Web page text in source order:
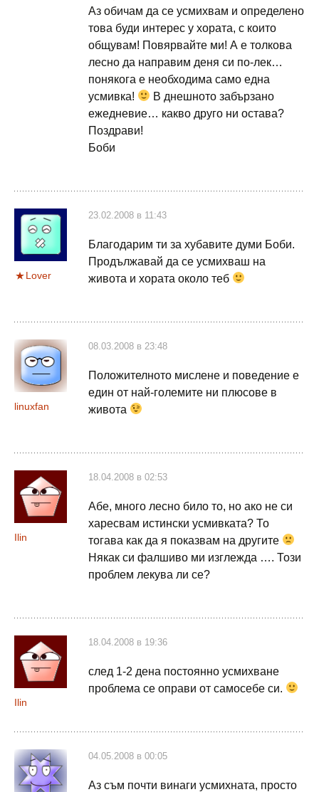
Аз обичам да се усмихвам и определено
това буди интерес у хората, с които
общувам! Повярвайте ми! А е толкова
лесно да направим деня си по-лек…
понякога е необходима само една
усмивка!
В днешното забързано
ежедневие… какво друго ни остава?
Поздрави!
Боби
Lover
23.02.2008 в 11:43
Благодарим ти за хубавите думи Боби.
Продължавай да се усмихваш на
живота и хората около теб
linuxfan
08.03.2008 в 23:48
Положителното мислене и поведение е
един от най-големите ни плюсове в
живота
Ilin
18.04.2008 в 02:53
Абе, много лесно било то, но ако не си
харесвам истински усмивката? То
тогава как да я показвам на другите
Някак си фалшиво ми изглежда …. Този
проблем лекува ли се?
Ilin
18.04.2008 в 19:36
след 1-2 дена постоянно усмихване
проблема се оправи от самосебе си.
04.05.2008 в 00:05
Аз съм почти винаги усмихната, просто